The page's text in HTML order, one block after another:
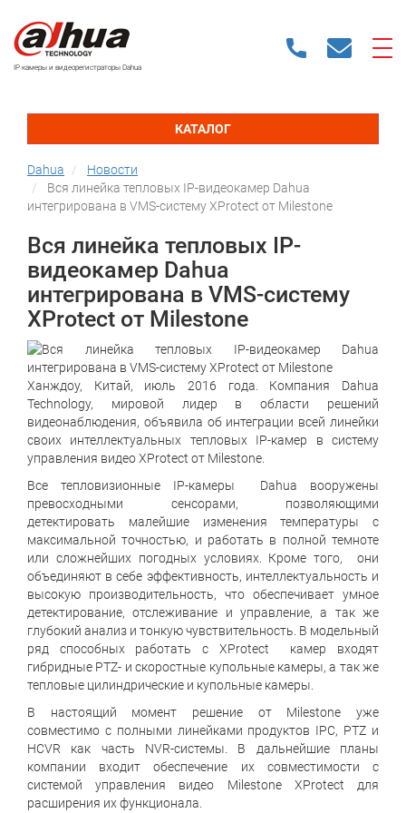
IP камеры и видеорегистраторы Dahua
КАТАЛОГ
Dahua
Новости
Вся линейка тепловых IP-видеокамер Dahua
интегрирована в VMS-систему XProtect от Milestone
Вся линейка тепловых IP-
видеокамер Dahua
интегрирована в VMS-систему
XProtect от Milestone
Ханждоу, Китай, июль 2016 года. Компания Dahua
Technology, мировой лидер в области решений
видеонаблюдения, объявила об интеграции всей линейки
своих интеллектуальных тепловых IP-камер в систему
управления видео XProtect от Milestone.
Все тепловизионные IP-камеры Dahua вооружены
превосходными сенсорами, позволяющими
детектировать малейшие изменения температуры с
максимальной точностью, и работать в полной темноте
или сложнейших погодных условиях. Кроме того, они
объединяют в себе эффективность, интеллектуальность и
высокую производительность, что обеспечивает умное
детектирование, отслеживание и управление, а так же
глубокий анализ и тонкую чувствительность. В модельный
ряд способных работать с XProtect камер входят
гибридные PTZ- и скоростные купольные камеры, а так же
тепловые цилиндрические и купольные камеры.
В настоящий момент решение от Milestone уже
совместимо с полными линейками продуктов IPC, PTZ и
HCVR как часть NVR-системы. В дальнейшие планы
компании входит обеспечение их совместимости с
системой управления видео Milestone XProtect для
расширения их функционала.